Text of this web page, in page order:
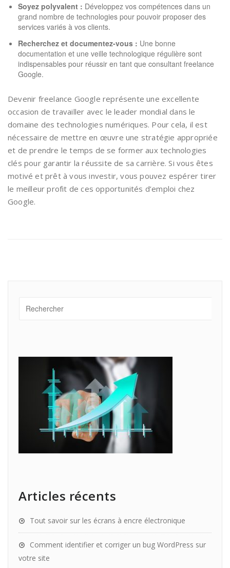
Soyez polyvalent : Développez vos compétences dans un
grand nombre de technologies pour pouvoir proposer des
services variés à vos clients.
Recherchez et documentez-vous : Une bonne
documentation et une veille technologique régulière sont
indispensables pour réussir en tant que consultant freelance
Google.
Devenir freelance Google représente une excellente
occasion de travailler avec le leader mondial dans le
domaine des technologies numériques. Pour cela, il est
nécessaire de mettre en œuvre une stratégie appropriée
et de prendre le temps de se former aux technologies
clés pour garantir la réussite de sa carrière. Si vous êtes
motivé et prêt à vous investir, vous pouvez espérer tirer
le meilleur profit de ces opportunités d’emploi chez
Google.
Articles récents
Tout savoir sur les écrans à encre électronique
Comment identifier et corriger un bug WordPress sur
votre site